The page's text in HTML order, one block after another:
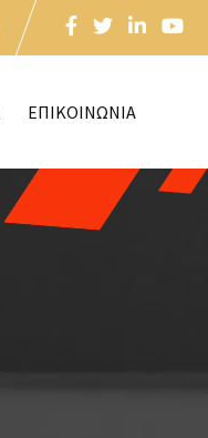
ΕΠΙΚΟΙΝΩΝΙΑ